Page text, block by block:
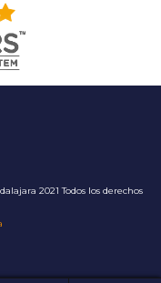
2021 Todos los derechos